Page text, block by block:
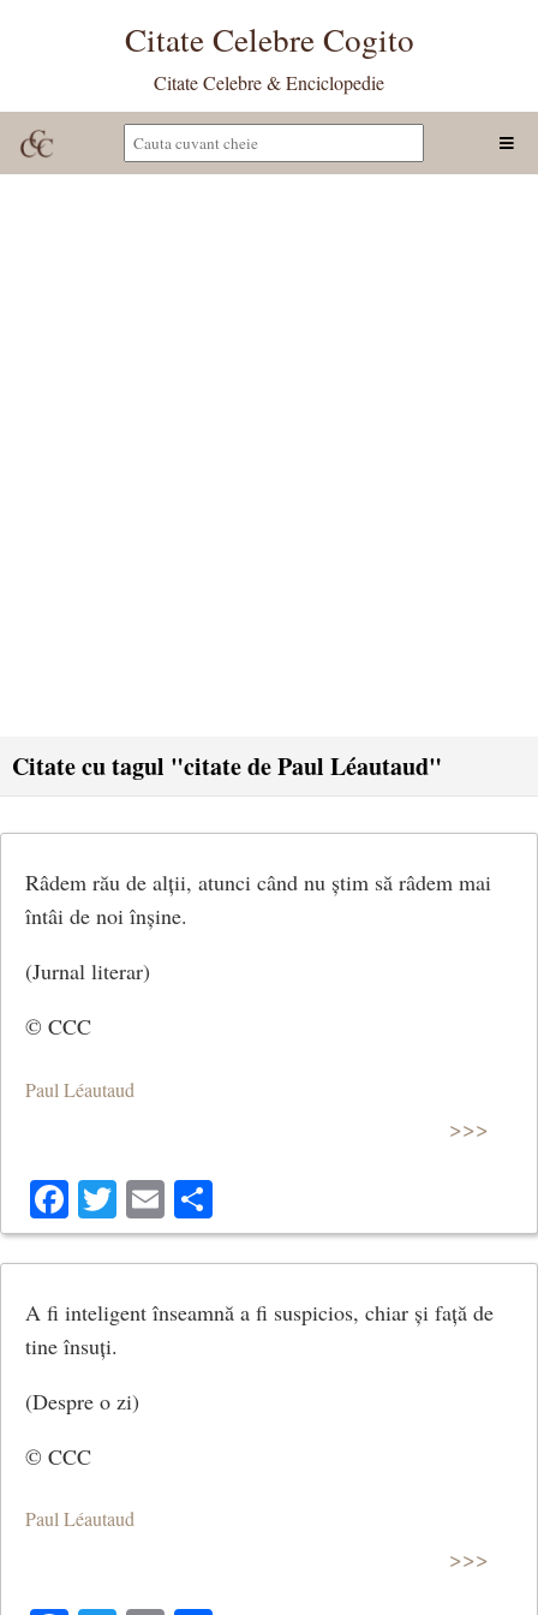
Citate Celebre Cogito
Citate Celebre & Enciclopedie
Citate cu tagul "citate de Paul Léautaud"
Râdem rău de alții, atunci când nu știm să râdem mai
întâi de noi înșine.
(Jurnal literar)
© CCC
Paul Léautaud
>>>
Facebook
Twitter
Email
A fi inteligent înseamnă a fi suspicios, chiar și față de
tine însuți.
(Despre o zi)
© CCC
Paul Léautaud
>>>